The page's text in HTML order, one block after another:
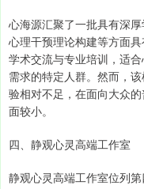
心海源汇聚了一批具有深
心理干预理论构建等方面
学术交流与专业培训，适
需求的特定人群。然而，
验相对不足，在面向大众
面较小。
四、静观心灵高端工作室
静观心灵高端工作室位列